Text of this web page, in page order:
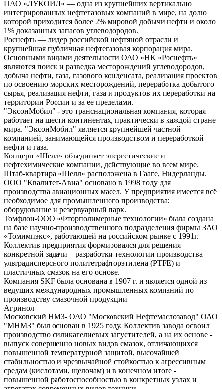
ПАО «ЛУКОЙЛ» — одна из крупнейших вертикально
интегрированных нефтегазовых компаний в мире, на долю
которой приходится более 2% мировой добычи нефти и около
1% доказанных запасов углеводородов.
Роснефть — лидер российской нефтяной отрасли и
крупнейшая публичная нефтегазовая корпорация мира.
Основными видами деятельности ОАО «НК «Роснефть»
являются поиск и разведка месторождений углеводородов,
добыча нефти, газа, газового конденсата, реализация проектов
по освоению морских месторождений, переработка добытого
сырья, реализация нефти, газа и продуктов их переработки на
территории России и за ее пределами.
"ЭксонМобил" - это транснациональная компания, которая
работает на шести континентах, практически в каждой стране
мира. "ЭксонМобил" является крупнейшей частной
компанией, занимающейся производством и переработкой
нефти и газа.
Концерн «Шелл» объединяет энергетические и
нефтехимические компании, действующие во всем мире.
Штаб-квартира «Шелл» расположена в Гааге, Нидерланды.
ООО "Квалитет-Авиа" основано в 1998 году для
производства авиационных масел. У предприятия имеется всё
необходимое для промышленного производства:
оборудование и резервуарный парк.
Томфлон-ООО «Фторполимерные технологии» была создана
на базе научно-производственного подразделения фирмы ЗАО
«Томимпэкс», работающей на российском рынке с 1991г.
Коллектив предприятия формировался для решения
конкретной задачи – разработки технологии производства
ультрадисперсного политетрафторэтилена (PTFE) и
пластичных смазок на его основе.
Компания SKF была основана в 1907 г. и является одной из
ведущих международных промышленных компаний по
производству смазочной продукции
Агринол
Московский НМЗ- ОАО "Московский Нефтемаслозавод" ОАО
"МНМЗ" был основан в 1925 году. Коллектив завода освоил
производство силикагелиевых загустителей, а на их основе -
выпуск совершенно новых видов смазок, отличающихся
повышенной температурной защитой, высочайшей
стабильностью и чрезвычайной стойкостью к агрессивным
средам (кислотами, щелочам) и в конечном итоге -
повышенной работоспособностью в конкретных узлах и